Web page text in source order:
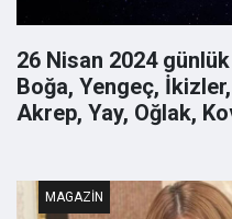
26 Nisan 2024
Boğa, Yengeç,
Akrep, Yay, Oğlak,
MAGAZIN